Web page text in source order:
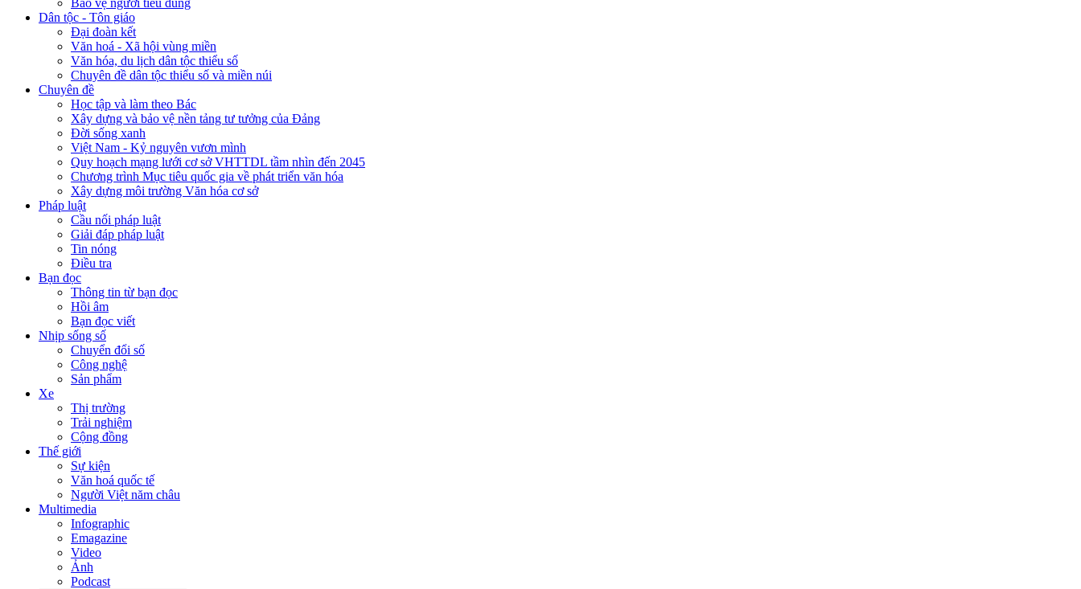
Bảo vệ người tiêu dùng
Dân tộc - Tôn giáo
Đại đoàn kết
Văn hoá - Xã hội vùng miền
Văn hóa, du lịch dân tộc thiểu số
Chuyên đề dân tộc thiểu số và miền núi
Chuyên đề
Học tập và làm theo Bác
Xây dựng và bảo vệ nền tảng tư tưởng của Đảng
Đời sống xanh
Việt Nam - Kỷ nguyên vươn mình
Quy hoạch mạng lưới cơ sở VHTTDL tầm nhìn đến 2045
Chương trình Mục tiêu quốc gia về phát triển văn hóa
Xây dựng môi trường Văn hóa cơ sở
Pháp luật
Cầu nối pháp luật
Giải đáp pháp luật
Tin nóng
Điều tra
Bạn đọc
Thông tin từ bạn đọc
Hồi âm
Bạn đọc viết
Nhịp sống số
Chuyển đổi số
Công nghệ
Sản phẩm
Xe
Thị trường
Trải nghiệm
Cộng đồng
Thế giới
Sự kiện
Văn hoá quốc tế
Người Việt năm châu
Multimedia
Infographic
Emagazine
Video
Ảnh
Podcast